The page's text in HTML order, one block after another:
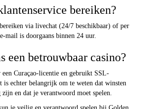
bereiken?
via livechat (24/7 beschikbaar) of per
mail is doorgaans binnen 24 uur.
een betrouwbaar casino?
een Curaçao-licentie en gebruikt SSL-
is echter belangrijk om te weten dat winsten
en dat je verantwoord moet spelen.